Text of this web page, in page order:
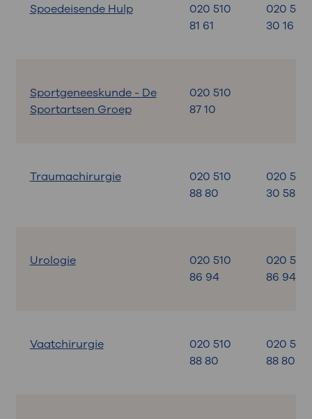
Spoedeisende Hulp
020 510
81 61
020 599
30 16
Sportgeneeskunde - De
Sportartsen Groep
020 510
87 10
Traumachirurgie
020 510
88 80
020 599
30 58
Urologie
020 510
86 94
020 510
86 94
Vaatchirurgie
020 510
88 80
020 510
88 80